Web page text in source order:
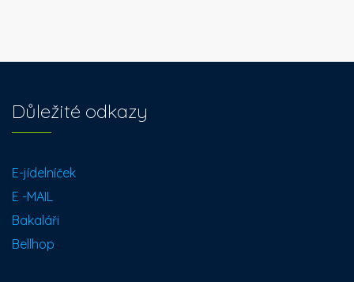
Důležité odkazy
E-jídelníček
E -MAIL
Bakaláři
Bellhop